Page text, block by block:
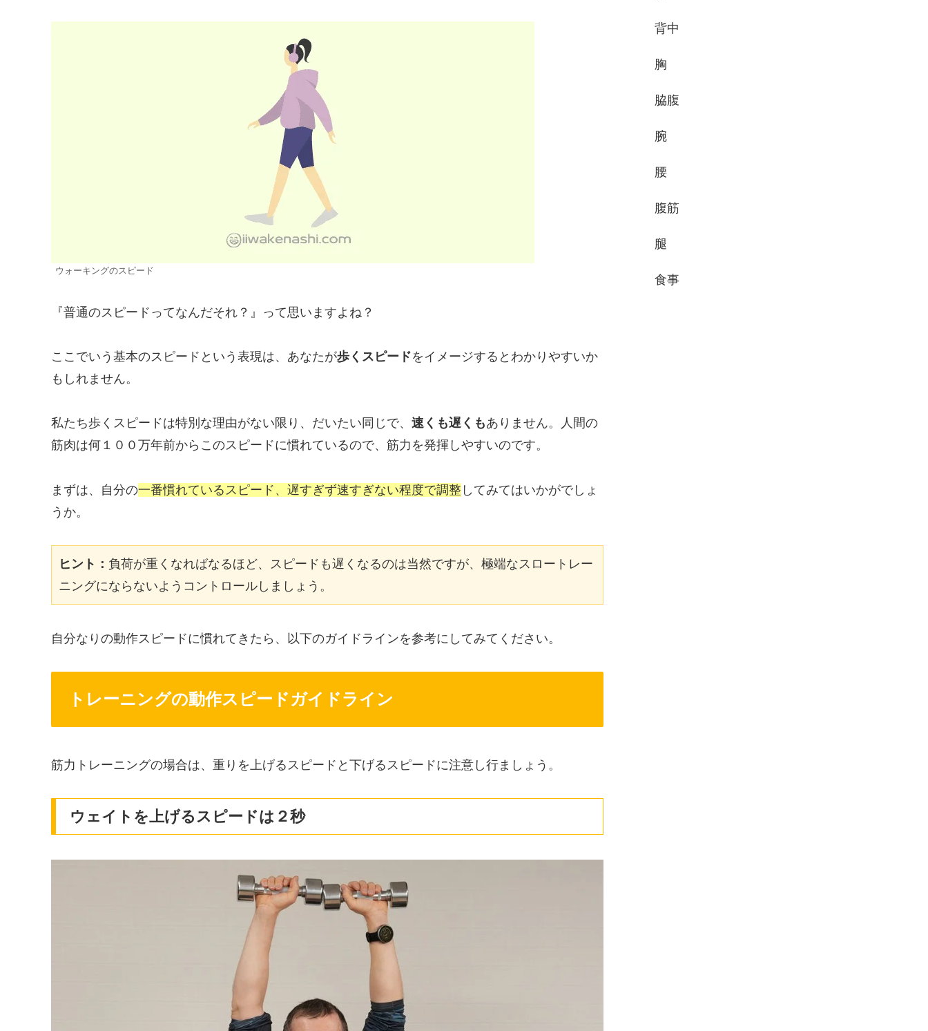
ウォーキングのスピード
『普通のスピードってなんだそれ？』って思いますよね？
ここでいう基本のスピードという表現は、あなたが歩くスピードをイメージするとわかりやすいか
もしれません。
私たち歩くスピードは特別な理由がない限り、だいたい同じで、 速くも遅くもありません。人間の
筋肉は何１００万年前からこのスピードに慣れているので、筋力を発揮しやすいのです。
まずは、自分の一番慣れているスピード、遅すぎず速すぎない程度で調整 してみてはいかがでしょ
うか。
ヒント： 負荷が重くなればなるほど、スピードも遅くなるのは当然ですが、極端なスロートレー
ニングにならないようコントロールしましょう。
自分なりの動作スピードに慣れてきたら、以下のガイドラインを参考にしてみてください。
トレーニングの動作スピードガイドライン
筋力トレーニングの場合は、重りを上げるスピードと下げるスピードに注意し行ましょう。
ウェイトを上げるスピードは２秒
背中
胸
脇腹
腕
腰
腹筋
腿
食事